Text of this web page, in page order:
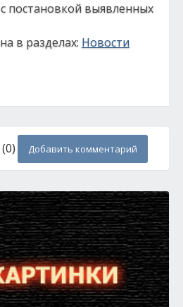
постановкой выявленных
в разделах: Новости
Добавить комментарий